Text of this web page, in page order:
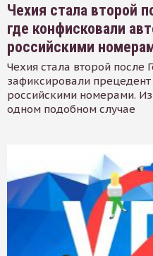
Чехия стала второй
где конфисковали
российскими
Чехия стала второй после
зафиксировали
российскими номерами.
одном подобном случае